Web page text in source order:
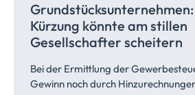
Kürzung könnte am stillen
Gesellschafter scheitern
Bei der Ermittlung der
Gewinn noch durch